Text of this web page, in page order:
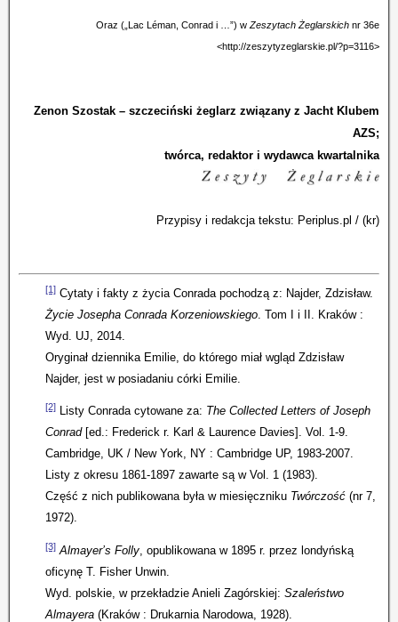
Oraz („Lac Léman, Conrad i …”) w Zeszytach Żeglarskich nr 36e
<http://zeszytyzeglarskie.pl/?p=3116>
Zenon Szostak – szczeciński żeglarz związany z Jacht Klubem
AZS;
twórca, redaktor i wydawca kwartalnika
Przypisy i redakcja tekstu: Periplus.pl / (kr)
[1] Cytaty i fakty z życia Conrada pochodzą z: Najder, Zdzisław.
Życie Josepha Conrada Korzeniowskiego . Tom I i II. Kraków :
Wyd. UJ, 2014.
Oryginał dziennika Emilie, do którego miał wgląd Zdzisław
Najder, jest w posiadaniu córki Emilie.
[2] Listy Conrada cytowane za: The Collected Letters of Joseph
Conrad[ed.: Frederick r. Karl & Laurence Davies]. Vol. 1-9.
Cambridge, UK / New York, NY : Cambridge UP, 1983-2007.
Listy z okresu 1861-1897 zawarte są w Vol. 1 (1983).
Część z nich publikowana była w miesięczniku Twórczość (nr 7,
1972).
[3] Almayer’s Folly , opublikowana w 1895 r. przez londyńską
oficynę T. Fisher Unwin.
Wyd. polskie, w przekładzie Anieli Zagórskiej: Szaleństwo
Almayera (Kraków : Drukarnia Narodowa, 1928).